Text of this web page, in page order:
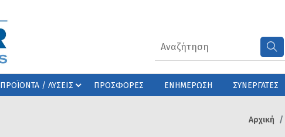
ΠΡΟΪΟΝΤΑ / ΛΥΣΕΙΣ ΠΡΟΣΦΟΡΕΣ ΕΝΗΜΕΡΩΣΗ ΣΥΝΕΡΓΑΤΕΣ
Αρχική